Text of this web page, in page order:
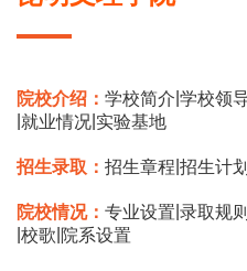
院校介绍： 学校简介 学校领
就业情况 实验基地
招生录取： 招生章程 招生计划
院校情况： 专业设置 录取规则
校歌 院系设置